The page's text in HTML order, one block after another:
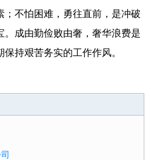
；不怕困难，勇往直前，是冲破
。成由勤俭败由奢，奢华浪费是
持艰苦务实的工作作风。